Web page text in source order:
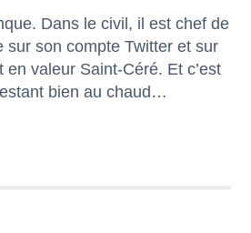
. Dans le civil, il est chef de
sur son compte Twitter et sur
valeur Saint-Céré. Et c’est
bien au chaud…